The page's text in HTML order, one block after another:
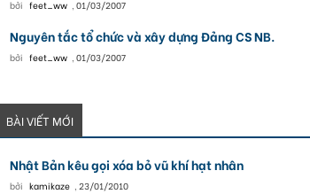
bởi feet_ww , 01/03/2007
Nguyên tắc tổ chức và xây dựng Đảng CS NB.
bởi feet_ww , 01/03/2007
BÀI VIẾT MỚI
Nhật Bản kêu gọi xóa bỏ vũ khí hạt nhân
bởi kamikaze , 23/01/2010